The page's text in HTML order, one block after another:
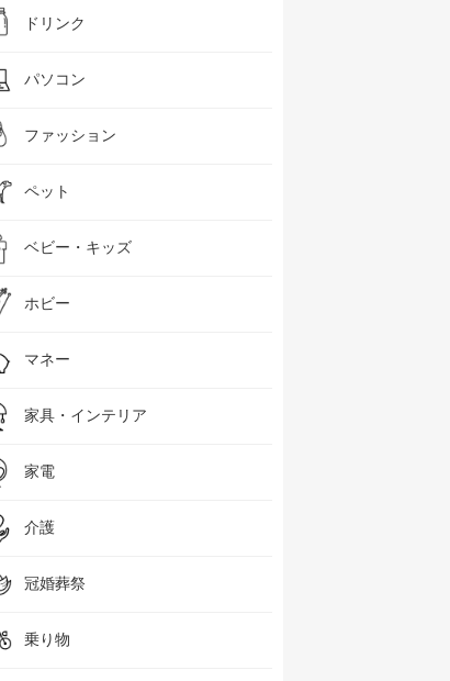
ドリンク
パソコン
ファッション
ペット
ベビー・キッズ
ホビー
マネー
家具・インテリア
家電
介護
冠婚葬祭
乗り物